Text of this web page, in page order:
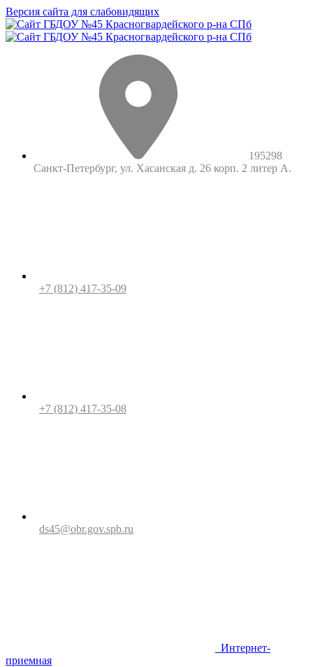
Версия сайта для слабовидящих
195298
Санкт-Петербург, ул. Хасанская д. 26 корп. 2 литер А.
+7 (812) 417-35-09
+7 (812) 417-35-08
ds45@obr.gov.spb.ru
Интернет-
приемная